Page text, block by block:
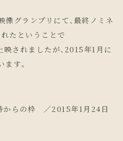
グランプリにて、最終ノミネ
たということで
されましたが、2015年1月に
す。
からの枠 ／2015年1月24日